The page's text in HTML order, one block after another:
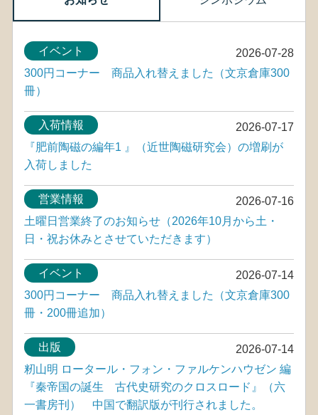
2026-07-28
イベント
300円コーナー 商品入れ替えました（文京倉庫300
冊）
2026-07-17
入荷情報
『肥前陶磁の編年1 』（近世陶磁研究会）の増刷が
入荷しました
2026-07-16
営業情報
土曜日営業終了のお知らせ（2026年10月から土・
日・祝お休みとさせていただきます）
2026-07-14
イベント
300円コーナー 商品入れ替えました（文京倉庫300
冊・200冊追加）
2026-07-14
出版
籾山明 ロータール・フォン・ファルケンハウゼン 編
『秦帝国の誕生 古代史研究のクロスロード』（六
一書房刊） 中国で翻訳版が刊行されました。